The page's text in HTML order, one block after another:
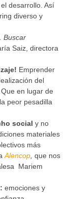
desarrollo. Así
diverso y
Buscar
Saiz, directora
Emprender
del
en lugar de
peor pesadilla
social y no
materiales
más
Alencop que nos
Mariem
emociones y